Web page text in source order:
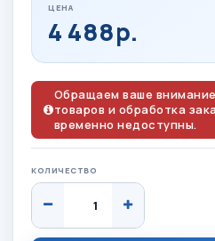
ЦЕНА
4 488р.
Обращаем ваше
товаров и обработка
временно недоступны.
КОЛИЧЕСТВО